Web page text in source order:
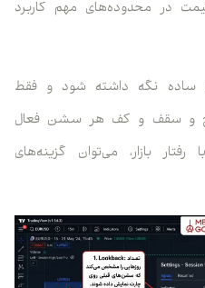
در محدوده‌های مهم کاربرد
ساده نگه داشته شود و فقط
و سقف و کف هر سشن فعال
بازار، می‌توان گزینه‌های